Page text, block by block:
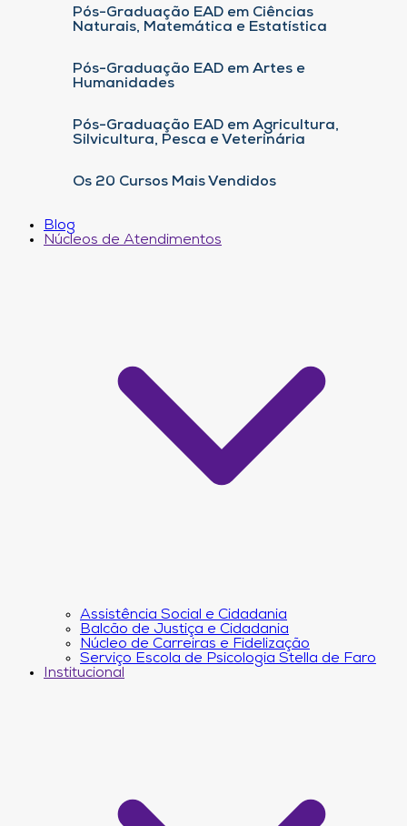
Pós-Graduação EAD em Ciências
Naturais, Matemática e Estatística
Pós-Graduação EAD em Artes e
Humanidades
Pós-Graduação EAD em Agricultura,
Silvicultura, Pesca e Veterinária
Os 20 Cursos Mais Vendidos
Blog
Núcleos de Atendimentos
Assistência Social e Cidadania
Balcão de Justiça e Cidadania
Núcleo de Carreiras e Fidelização
Serviço Escola de Psicologia Stella de Faro
Institucional